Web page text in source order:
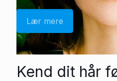
Lær mere
Kend dit hår